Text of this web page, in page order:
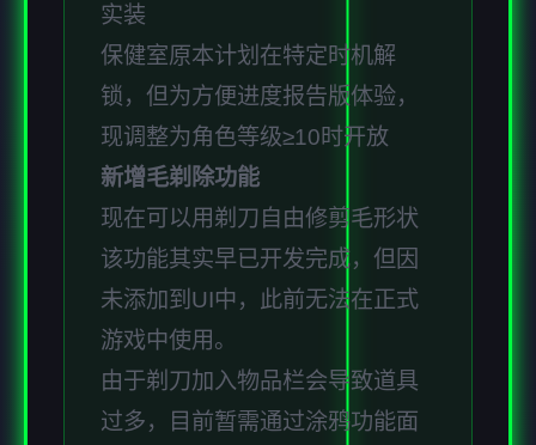
实装
保健室原本计划在特定时机解
锁，但为方便进度报告版体验，
现调整为角色等级≥10时开放
新增毛剃除功能
现在可以用剃刀自由修剪毛形状
该功能其实早已开发完成，但因
未添加到UI中，此前无法在正式
游戏中使用。
由于剃刀加入物品栏会导致道具
过多，目前暂需通过涂鸦功能面